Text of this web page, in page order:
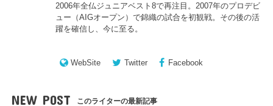
2006年全仏ジュニアベスト8で再注目。2007年のプロデビ
ュー（AIGオープン）で錦織の試合を初観戦。その後の活
躍を確信し、今に至る。
WebSite Twitter Facebook
NEW POST このライターの最新記事